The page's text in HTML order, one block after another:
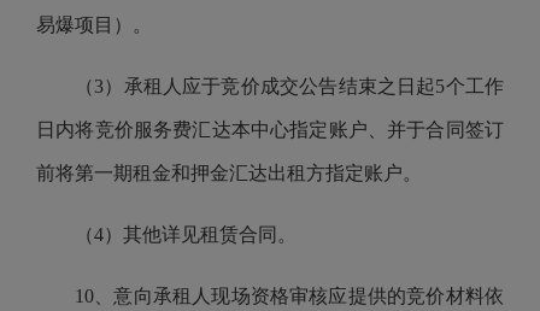
易爆项目）。
（3）承租人应于竞价成交公告结束之日起5个工作
日内将竞价服务费汇达本中心指定账户、并于合同签订
前将第一期租金和押金汇达出租方指定账户。
（4）其他详见租赁合同。
10、意向承租人现场资格审核应提供的竞价材料依